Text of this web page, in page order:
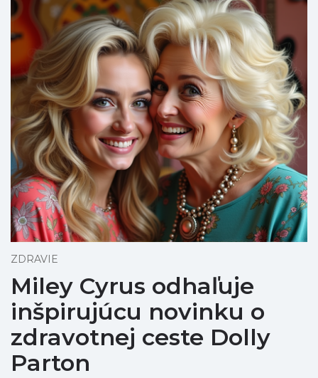
ZDRAVIE
Miley Cyrus odhaľuje
inšpirujúcu novinku o
zdravotnej ceste Dolly
Parton